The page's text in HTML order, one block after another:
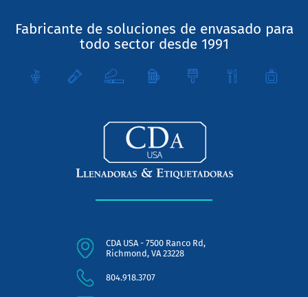
Fabricante de soluciones de envasado para
todo sector desde 1991
CDA USA - 7500 Ranco Rd,
Richmond, VA 23228
804.918.3707